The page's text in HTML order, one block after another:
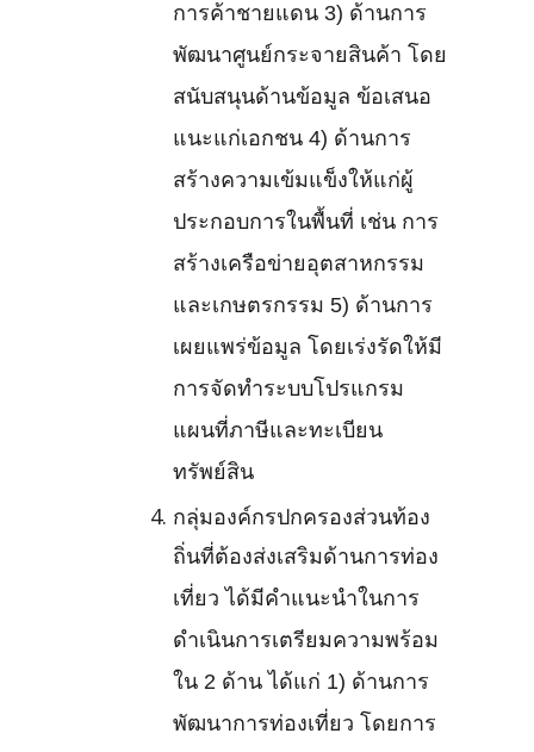
การค้าชายแดน 3) ด้านการ
พัฒนาศูนย์กระจายสินค้า โดย
สนับสนุนด้านข้อมูล ข้อเสนอ
แนะแก่เอกชน 4) ด้านการ
สร้างความเข้มแข็งให้แก่ผู้
ประกอบการในพื้นที่ เช่น การ
สร้างเครือข่ายอุตสาหกรรม
และเกษตรกรรม 5) ด้านการ
เผยแพร่ข้อมูล โดยเร่งรัดให้มี
การจัดทำระบบโปรแกรม
แผนที่ภาษีและทะเบียน
ทรัพย์สิน
กลุ่มองค์กรปกครองส่วนท้อง
ถิ่นที่ต้องส่งเสริมด้านการท่อง
เที่ยว ได้มีคำแนะนำในการ
ดำเนินการเตรียมความพร้อม
ใน 2 ด้าน ได้แก่ 1) ด้านการ
พัฒนาการท่องเที่ยว โดยการ